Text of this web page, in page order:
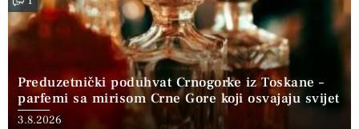
Preduzetnički poduhvat Crnogorke iz Toskane –
parfemi sa mirisom Crne Gore koji osvajaju svijet
3.8.2026